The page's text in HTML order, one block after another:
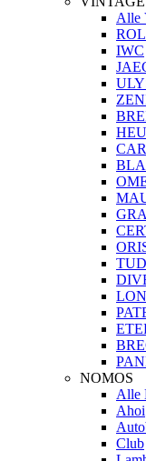
Alle
IWC
NOMOS
Alle
Ahoi
Club